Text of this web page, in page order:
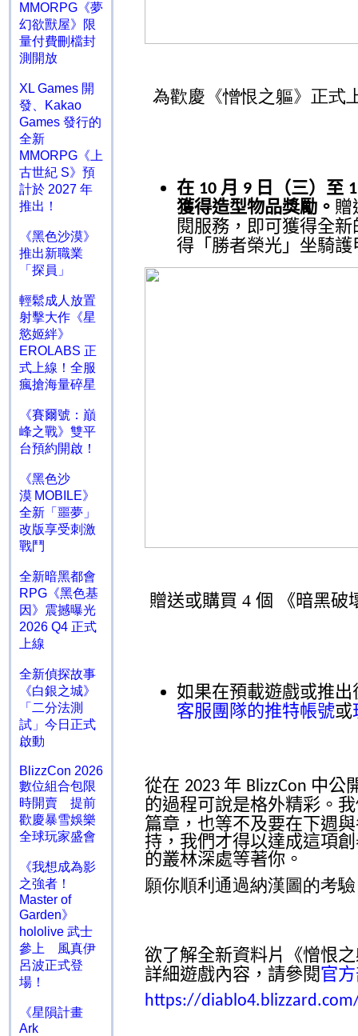
MMORPG《夢
幻欲獸屋》限
量付費刪檔封
測開放
XL Games 開
發、Kakao
Games 發行的
全新
MMORPG《上
古世紀 S》預
計於 2027 年
推出！
《黑色沙漠》
推出新職業
「探員」
輕鬆成人放置
射擊大作《星
慾姬絆》
EROLABS 正
式上線！全服
瘋搶海量碎星
《賽爾號：巔
峰之戰》雙平
台預約開啟！
《黑色沙
漠 MOBILE》
全新「噩夢」
改版享受刺激
戰鬥
全新暗黑都會
RPG《黑色基
因》震撼曝光
2026 Q4 正式
上線
全新偵探故事
《白銀之城》
「二分法測
試」今日正式
啟動
BlizzCon 2026
數位組合包限
時開賣 提前
歡慶暴雪娛樂
全球玩家盛會
《我想成為影
之強者！
Master of
Garden》
hololive 武士
參上 風真伊
呂波正式登
場！
《星隕計畫
Ark
為歡慶《憎恨之軀》正式
在 10 月 9 日（三）至
獲得造型物品獎勵。 贈
閱服務，即可獲得全
得「勝者榮光」坐騎
贈送或購買 4 個 《暗黑破
如果在預載遊戲或推
客服團隊的推特帳號或
從在 2023 年 BlizzCon 中公
的過程可說是格外精彩。
篇章，也等不及要在下週
持，我們才得以達成這項
的叢林深處等著你。
願你順利通過納漢圖的考
欲了解全新資料片《憎恨
詳細遊戲內容，請參閱官
https://